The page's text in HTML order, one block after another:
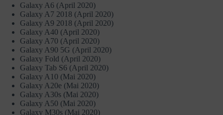
Galaxy A6 (April 2020)
Galaxy A7 2018 (April 2020)
Galaxy A9 2018 (April 2020)
Galaxy A40 (April 2020)
Galaxy A70 (April 2020)
Galaxy A90 5G (April 2020)
Galaxy Fold (April 2020)
Galaxy Tab S6 (April 2020)
Galaxy A10 (Mai 2020)
Galaxy A20e (Mai 2020)
Galaxy A30s (Mai 2020)
Galaxy A50 (Mai 2020)
Galaxy M30s (Mai 2020)